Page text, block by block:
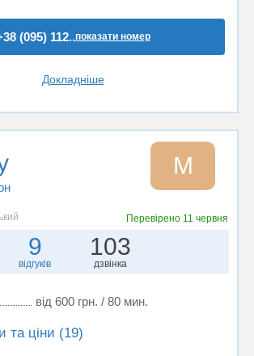
(095) 112..показати номер
Докладніше
M
Перевірено 11 червня
9
відгуків
103
дзвінка
від 600 грн. / 80 мин.
та ціни (19)